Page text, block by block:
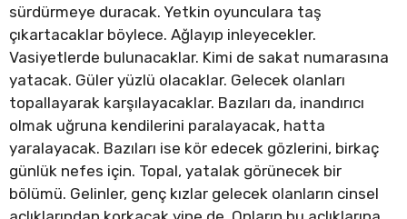
sürdürmeye duracak. Yetkin oyunculara taş
çıkartacaklar böylece. Ağlayıp inleyecekler.
Vasiyetlerde bulunacaklar. Kimi de sakat numarasına
yatacak. Güler yüzlü olacaklar. Gelecek olanları
topallayarak karşılayacaklar. Bazıları da, inandırıcı
olmak uğruna kendilerini paralayacak, hatta
yaralayacak. Bazıları ise kör edecek gözlerini, birkaç
günlük nefes için. Topal, yatalak görünecek bir
bölümü. Gelinler, genç kızlar gelecek olanların cinsel